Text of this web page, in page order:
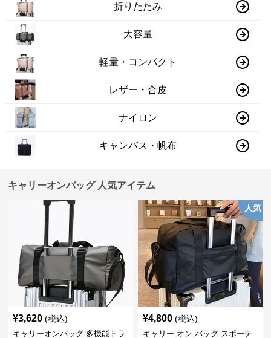
折りたたみ
大容量
軽量・コンパクト
レザー・合皮
ナイロン
キャンバス・帆布
キャリーオンバッグ 人気アイテム
¥3,620 (税込)
キャリーオンバッグ 多機能トラ
人気
¥4,800 (税込)
キャリー オン バッグ スポーテ